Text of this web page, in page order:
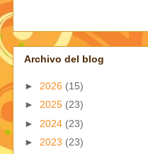
Archivo del blog
► 2026 (15)
► 2025 (23)
► 2024 (23)
► 2023 (23)